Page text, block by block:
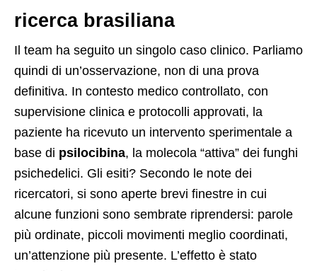
ricerca brasiliana
Il team ha seguito un singolo caso clinico. Parliamo
quindi di un’osservazione, non di una prova
definitiva. In contesto medico controllato, con
supervisione clinica e protocolli approvati, la
paziente ha ricevuto un intervento sperimentale a
base di psilocibina, la molecola “attiva” dei funghi
psichedelici. Gli esiti? Secondo le note dei
ricercatori, si sono aperte brevi finestre in cui
alcune funzioni sono sembrate riprendersi: parole
più ordinate, piccoli movimenti meglio coordinati,
un’attenzione più presente. L’effetto è stato